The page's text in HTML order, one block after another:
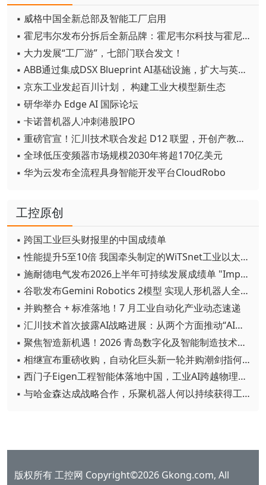
▪ 威格中国全新总部及智能工厂启用
▪ 霍尼韦尔发布分拆后全新品牌：霍尼韦尔科技与霍尼韦尔航空航天
▪ 大力发展“工厂游”，七部门联合发文！
▪ ABB通过集成DSX Blueprint AI基础设施，扩大与英伟达的合作
▪ 京东工业发起百川计划， 构建工业大模型新生态
▪ 研华举办 Edge AI 国际论坛
▪ 卡诺普机器人冲刺港股IPO
▪ 重磅官宣！汇川技术联合发起 D12 联盟，开创产教融合新范式
▪ 全球低压变频器市场规模2030年将超170亿美元
▪ 华为云发布全流程具身智能开发平台CloudRobo
工控原创
▪ 跨国工业巨头财报里的中国成绩单
▪ 性能提升5至10倍 我国牵头制定的WiTSnet工业以太网国际标准正式发布
▪ 施耐德电气发布2026上半年可持续发展成绩单 "Impact 2030"路线图开局稳健
▪ 谷歌发布Gemini Robotics 2模型 实现人形机器人全身智能控制突破
▪ 并购整合 + 标准落地！7 月工业自动化产业动态速递
▪ 汇川技术首次披露AI战略进展：从两个方面推动“AI业务化”落地
▪ 聚焦智造新机遇！2026 青岛数字化及智能制造技术论坛圆满落幕
▪ 相继宣布重磅收购，自动化巨头新一轮并购潮剑指何方？
▪ 西门子Eigen工程智能体落地中国，工业AI跨越物理世界“确定性”拐点
▪ 与哈金森达成战略合作，乐聚机器人何以持续获得工业巨头青睐？
版权所有 工控网 Copyright©2026 Gkong.com, All